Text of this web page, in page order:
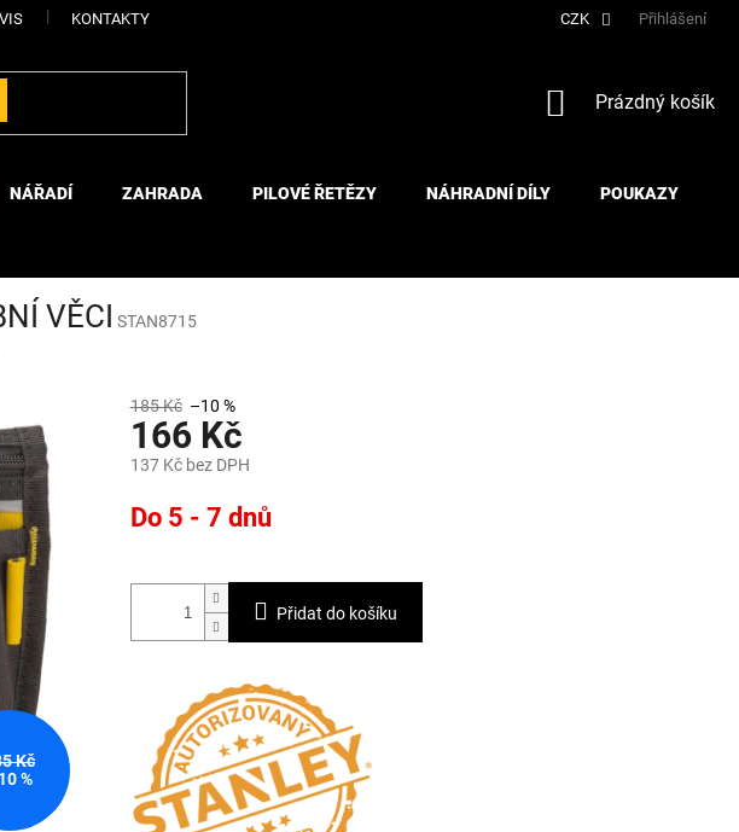
KONTAKTY CZK Přihlášení
NÁKUPNÍ
Prázdný košík
NÁŘADÍ ZAHRADA PILOVÉ ŘETĚZY NÁHRADNÍ DÍLY POUKAZY
VĚCI STAN8715
Kč
%
185 Kč –10 %
166 Kč
137 Kč bez DPH
cena:
Do 5 - 7 dnů
Přidat do košíku